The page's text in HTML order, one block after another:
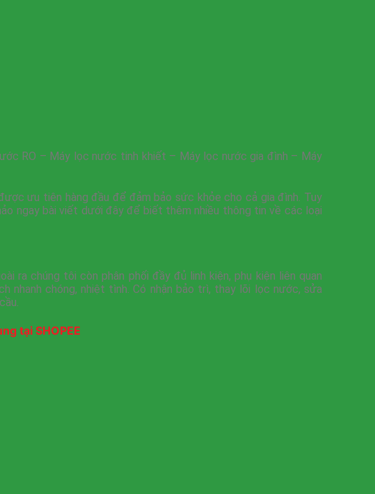
RO – Máy lọc nước tinh khiết – Máy lọc nước gia đình – Máy
ưu tiên hàng đầu để đảm bảo sức khỏe cho cả gia đình. Tuy
ngay bài viết dưới đây để biết thêm nhiều thông tin về các loại
ra chúng tôi còn phân phối đầy đủ linh kiện, phụ kiện liên quan
nhanh chóng, nhiệt tình. Có nhận bảo trì, thay lõi lọc nước, sửa
tại SHOPEE